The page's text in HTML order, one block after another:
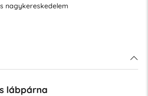
nagykereskedelem
lábpárna